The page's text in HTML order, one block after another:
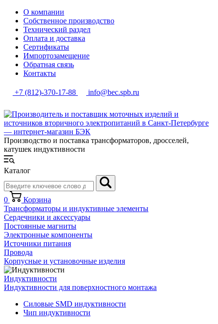
О компании
Собственное производство
Технический раздел
Оплата и доставка
Сертификаты
Импортозамещение
Обратная связь
Контакты
+7 (812)-370-17-88 info@bec.spb.ru
Производство и поставка трансформаторов, дросселей,
катушек индуктивности
Каталог
0
Корзина
Трансформаторы и индуктивные элементы
Сердечники и аксессуары
Постоянные магниты
Электронные компоненты
Источники питания
Провода
Корпусные и установочные изделия
Индуктивности
Индуктивности для поверхностного монтажа
Силовые SMD индуктивности
Чип индуктивности